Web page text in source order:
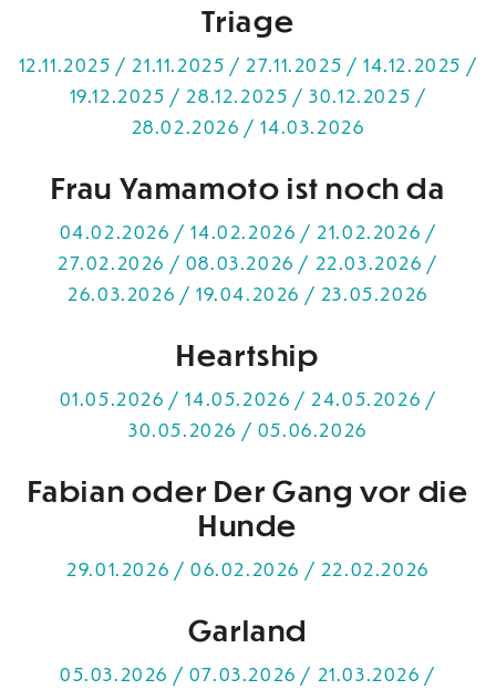
Triage
12.11.2025 / 21.11.2025 / 27.11.2025 / 14.12.2025 /
19.12.2025 / 28.12.2025 / 30.12.2025 /
28.02.2026 / 14.03.2026
Frau Yamamoto ist noch da
04.02.2026 / 14.02.2026 / 21.02.2026 /
27.02.2026 / 08.03.2026 / 22.03.2026 /
26.03.2026 / 19.04.2026 / 23.05.2026
Heartship
01.05.2026 / 14.05.2026 / 24.05.2026 /
30.05.2026 / 05.06.2026
Fabian oder Der Gang vor die
Hunde
29.01.2026 / 06.02.2026 / 22.02.2026
Garland
05.03.2026 / 07.03.2026 / 21.03.2026 /